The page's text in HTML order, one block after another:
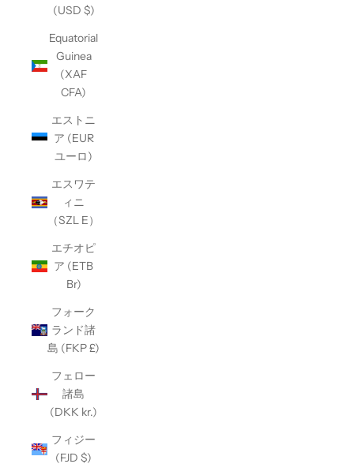
(USD $)
Equatorial
Guinea
(XAF
CFA)
エストニ
ア (EUR
ユーロ)
エスワテ
ィニ
（SZL E）
エチオピ
ア (ETB
Br)
フォーク
ランド諸
島 (FKP £)
フェロー
諸島
(DKK kr.)
フィジー
(FJD $)